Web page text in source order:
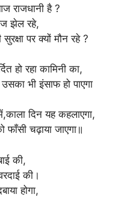
राजधानी है ?
झेल रहे,
पर क्यों मौन रहे ?
हो रहा कामिनी का,
भी इंसाफ हो पाएगा
दिन यह कहलाएगा,
फाँसी चढ़ाया जाएगा॥
की,
की।
होगा,